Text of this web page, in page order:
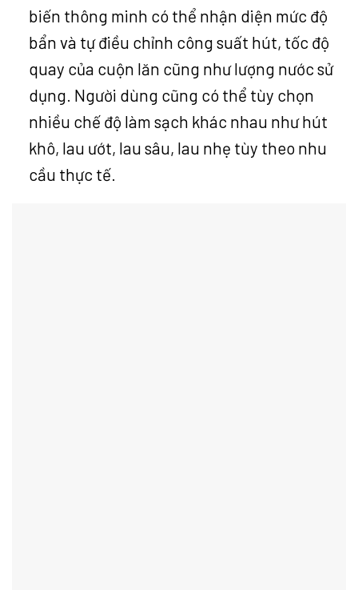
biến thông minh có thể nhận diện mức độ
bẩn và tự điều chỉnh công suất hút, tốc độ
quay của cuộn lăn cũng như lượng nước sử
dụng. Người dùng cũng có thể tùy chọn
nhiều chế độ làm sạch khác nhau như hút
khô, lau ướt, lau sâu, lau nhẹ tùy theo nhu
cầu thực tế.